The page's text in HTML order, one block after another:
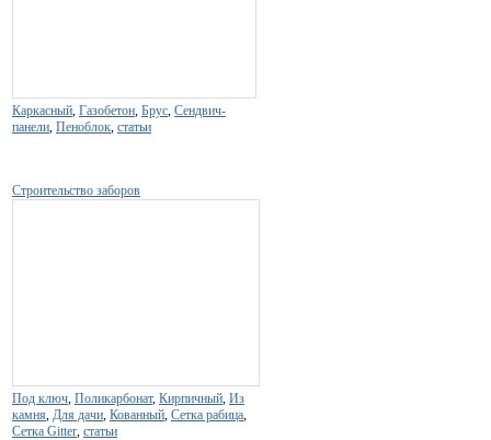
Каркасный, Газобетон, Брус, Сендвич-
панели, Пеноблок, статьи
Строительство заборов
Под ключ, Поликарбонат, Кирпичный, Из
камня, Для дачи, Кованный, Сетка рабица,
Сетка Gitter, статьи